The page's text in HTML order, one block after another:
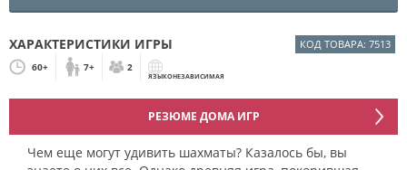
ХАРАКТЕРИСТИКИ ИГРЫ КОД ТОВАРА: 7513
60+ 7+ 2
ЯЗЫКОНЕЗАВИСИМАЯ
РЕЗЮМЕ ДОМА ИГР
Чем еще могут удивить шахматы? Казалось бы, вы